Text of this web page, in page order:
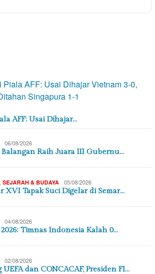
AFF: Usai Dihajar…
06/08/2026
Raih Juara III Gubernu…
SEJARAH & BUDAYA 05/08/2026
XVI Tapak Suci Digelar di Semar…
04/08/2026
2026: Timnas Indonesia Kalah 0…
02/08/2026
dan CONCACAF, Presiden FI…